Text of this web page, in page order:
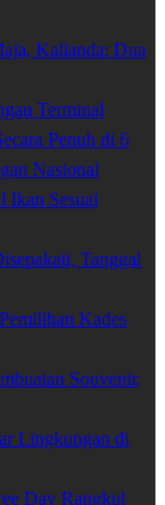
Kalianda: Dua
Terminal
Penuh di 6
Nasional
Ikan Sesuai
Tanggal
Kades
Souvenir,
Lingkungan di
Day Rangkul